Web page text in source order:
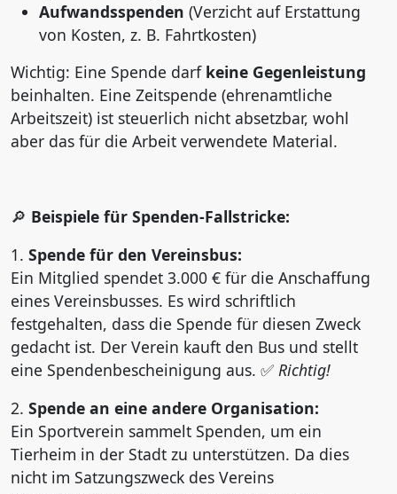
Aufwandsspenden (Verzicht auf Erstattung
von Kosten, z. B. Fahrtkosten)
Wichtig: Eine Spende darf keine Gegenleistung
beinhalten. Eine Zeitspende (ehrenamtliche
Arbeitszeit) ist steuerlich nicht absetzbar, wohl
aber das für die Arbeit verwendete Material.
🔎 Beispiele für Spenden-Fallstricke:
1. Spende für den Vereinsbus:
Ein Mitglied spendet 3.000 € für die Anschaffung
eines Vereinsbusses. Es wird schriftlich
festgehalten, dass die Spende für diesen Zweck
gedacht ist. Der Verein kauft den Bus und stellt
eine Spendenbescheinigung aus. ✅ Richtig!
2. Spende an eine andere Organisation:
Ein Sportverein sammelt Spenden, um ein
Tierheim in der Stadt zu unterstützen. Da dies
nicht im Satzungszweck des Vereins